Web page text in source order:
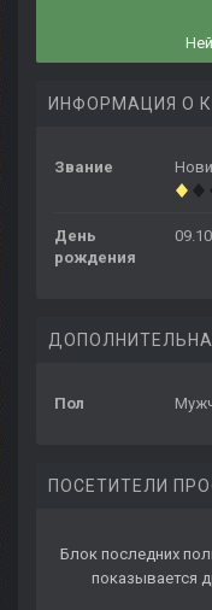
ИНФОРМАЦИЯ О
Звание
День
рождения
Пол
ПОСЕТИТЕЛИ
Блок последних
показывается